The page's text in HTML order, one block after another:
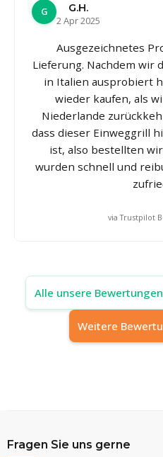
G
G.H.
2 Apr 2025
Ausgezeichnetes
Lieferung. Nachdem wir
in Italien ausprobiert
wieder kaufen, als
Niederlande
dass dieser Einweggrill
ist, also bestellten
wurden schnell und
via Trustpilot
Alle unsere
Weitere
Fragen Sie uns gerne